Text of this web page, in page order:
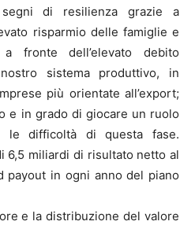
di resilienza grazie a
risparmio delle famiglie e
fronte dell’elevato debito
sistema produttivo, in
più orientate all’export;
e in grado di giocare un ruolo
le difficoltà di questa fase.
6,5 miliardi di risultato netto al
payout in ogni anno del piano
e la distribuzione del valore